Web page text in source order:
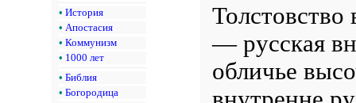
• История
• Апостасия
• Коммунизм
• 1000 лет
• Библия
• Богородица
— русская
обличье